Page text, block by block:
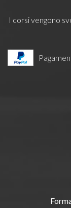
I corsi vengono